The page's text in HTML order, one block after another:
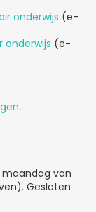
onderwijs (e-
onderwijs (e-
.
maandag van
Gesloten